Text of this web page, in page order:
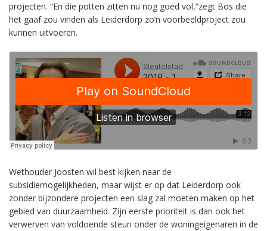
projecten. “En die potten zitten nu nog goed vol,”zegt Bos die
het gaaf zou vinden als Leiderdorp zo’n voorbeeldproject zou
kunnen uitvoeren.
Wethouder Joosten wil best kijken naar de
subsidiemogelijkheden, maar wijst er op dat Leiderdorp ook
zonder bijzondere projecten een slag zal moeten maken op het
gebied van duurzaamheid. Zijn eerste prioriteit is dan ook het
verwerven van voldoende steun onder de woningeigenaren in de